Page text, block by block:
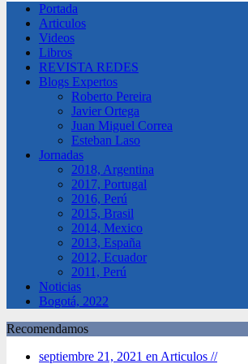
Portada
Articulos
Videos
Libros
REVISTA REDES
Blogs Expertos
Roberto Pereira
Javier Ortega
Juan Miguel Correa
Esteban Laso
Jornadas
2018, Argentina
2017, Portugal
2016, Perú
2015, Brasil
2014, Mexico
2013, España
2012, Ecuador
2011, Perú
Noticias
Bogotá, 2022
Recomendamos
septiembre 21, 2021 en Articulos //